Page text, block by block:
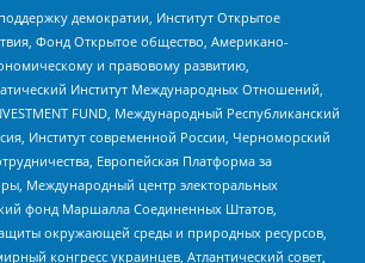
демократии, Институт Открытое
Фонд Открытое общество, Американо-
и правовому развитию,
Институт Международных Отношений,
FUND, Международный Республиканский
Институт современной России, Черноморский
Европейская Платформа за
Международный центр электоральных
фонд Маршалла Соединенных Штатов,
окружающей среды и природных ресурсов,
конгресс украинцев, Атлантический совет,